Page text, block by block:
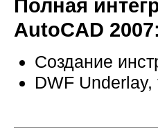
Полная
AutoCAD
Создание
DWF Underlay,